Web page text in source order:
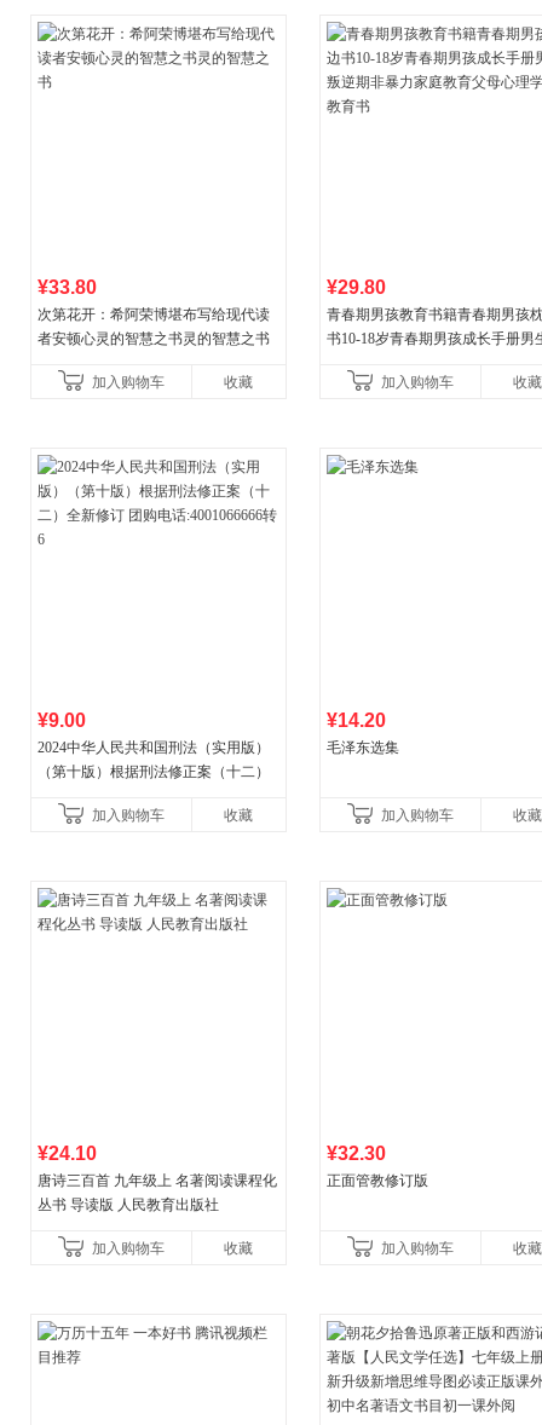
¥33.80
次第花开：希阿荣博堪布写给现代读
者安顿心灵的智慧之书灵的智慧之书
加入购物车 收藏
¥29.80
青春期男孩教育书籍青春期男孩
书10-18岁青春期男孩成长手册男
育书
加入购物车 收藏
¥9.00
2024中华人民共和国刑法（实用版）
（第十版）根据刑法修正案（十二）
加入购物车
收藏
¥14.20
毛泽东选集
加入购物车 收藏
¥24.10
唐诗三百首 九年级上 名著阅读课程化
丛书 导读版 人民教育出版社
加入购物车 收藏
¥32.30
正面管教修订版
加入购物车 收藏